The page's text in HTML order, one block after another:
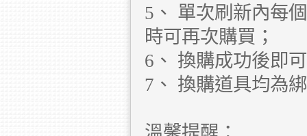
5、 單次刷新內每
時可再次購買；
6、 換購成功後即
7、 換購道具均為